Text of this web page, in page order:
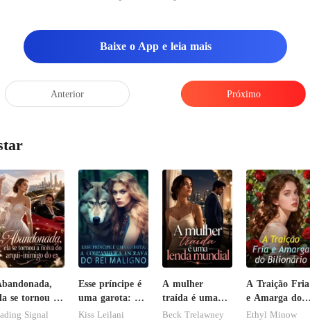
Baixe o App e leia mais
Anterior Próximo
se tornou a
do arqui-
Signal
Esse príncipe é
uma garota: A
companheira
Kiss Leilani
A mulher
traída é uma
lenda mundial
Beck Trelawney
A Traição Fria
e Amarga do
Bilionário
Ethyl Minow